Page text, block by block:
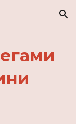
Skip to navigation